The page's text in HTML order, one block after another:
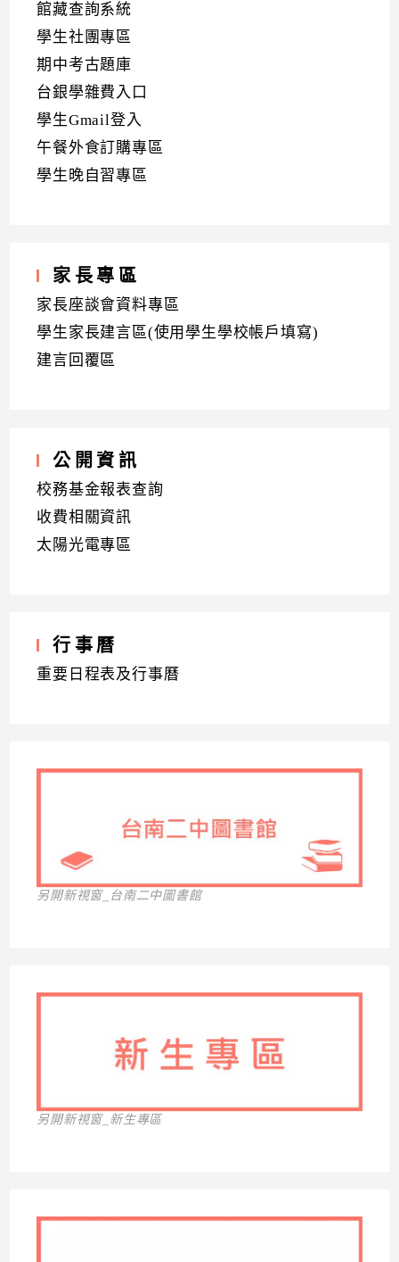
館藏查詢系統
學生社團專區
期中考古題庫
台銀學雜費入口
學生Gmail登入
午餐外食訂購專區
學生晚自習專區
家長專區
家長座談會資料專區
學生家長建言區(使用學生學校帳戶填寫)
建言回覆區
公開資訊
校務基金報表查詢
收費相關資訊
太陽光電專區
行事曆
重要日程表及行事曆
另開新視窗_台南二中圖書館
另開新視窗_新生專區